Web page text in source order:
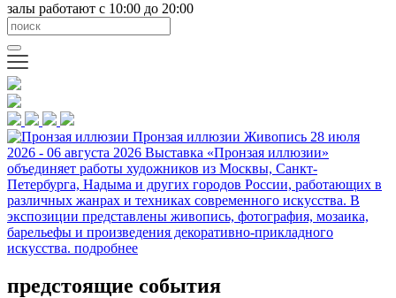
залы работают с 10:00 до 20:00
Пронзая иллюзии Живопись 28 июля
2026 - 06 августа 2026 Выставка «Пронзая иллюзии»
объединяет работы художников из Москвы, Санкт-
Петербурга, Надыма и других городов России, работающих в
различных жанрах и техниках современного искусства. В
экспозиции представлены живопись, фотография, мозаика,
барельефы и произведения декоративно-прикладного
искусства. подробнее
предстоящие события